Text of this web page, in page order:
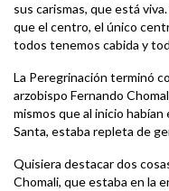
sus carismas, que está
que el centro, el único
todos tenemos cabida y
La Peregrinación terminó
arzobispo Fernando
mismos que al inicio
Santa, estaba repleta de
Quisiera destacar dos
Chomali, que estaba en la